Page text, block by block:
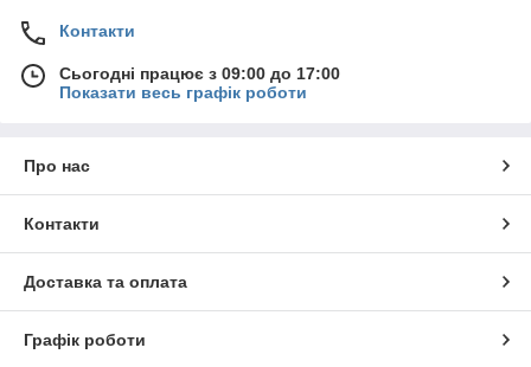
Контакти
Сьогодні працює з 09:00 до 17:00
Показати весь графік роботи
Про нас
Контакти
Доставка та оплата
Графік роботи